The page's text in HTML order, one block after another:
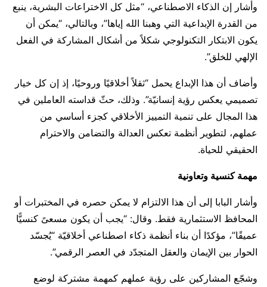
وأشار إن الذكاء الاصطناعي، “مثل كل الاختراعات البشرية، ينبع
من القدرة الإبداعية التي وهبنا الله إياها”، وبالتالي، “يمكن أن
يكون الابتكار التكنولوجي شكلاً من أشكال المشاركة في الفعل
الإلهي للخلق”.
وأضاف أن هذا الإبداع يحمل “ثقلاً أخلاقيًا وروحيًا، إذ إن كل خيار
تصميمي يعكس رؤية إنسانيّة”. وذلك، حثّ قداسته العاملين في
هذا المجال على تنمية التمييز الأخلاقي كجزء أساسي من
عملهم، لتطوير أنظمة تعكس العدالة والتضامن والاحترام
الحقيقي للحياة.
مهمة كنسية وتعاونية
وأشار البابا إلى أن هذا الالتزام لا يمكن حصره في المختبرات أو
المحافظ الاستثمارية فقط. وقال: “يجب أن يكون مسعىً كنسيًّا
عميقًا”، مؤكدًا أن بناء أنظمة ذكاء اصطناعي أخلاقيّة “يُجسّد
الحوار بين الإيمان والعقل المتجدّد في العصر الرقمي”.
وشجّع المشاركين على رؤية عملهم كمهمة مشتركة لوضع